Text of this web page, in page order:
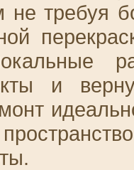
не требуя
и